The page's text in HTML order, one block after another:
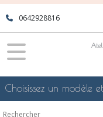
0642928816